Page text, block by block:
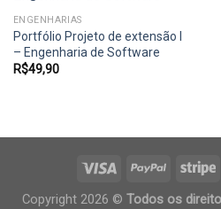
Add to
wishlist
ENGENHARIAS
Portfólio Projeto de extensão I
– Engenharia de Software
R$49,90
Copyright 2026 © Todos os